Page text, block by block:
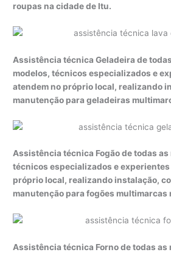
roupas na cidade de Itu.
Assistência técnica Geladeira de
modelos, técnicos especializados e
atendem no próprio local, realizando
manutenção para geladeiras
Assistência técnica Fogão de todas as
técnicos especializados e
próprio local, realizando instalação,
manutenção para fogões multimarcas
Assistência técnica Forno de todas as